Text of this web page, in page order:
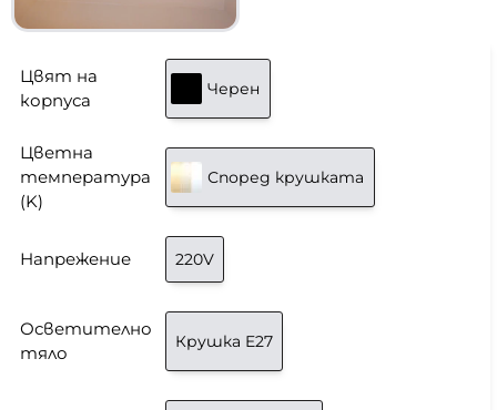
Цвят на
корпуса
Черен
Цветна
температура
(K)
Според крушката
Напрежение 220V
Осветително
тяло
Крушка E27